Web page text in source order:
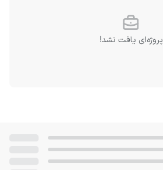
پروژه‌ای یافت نشد!